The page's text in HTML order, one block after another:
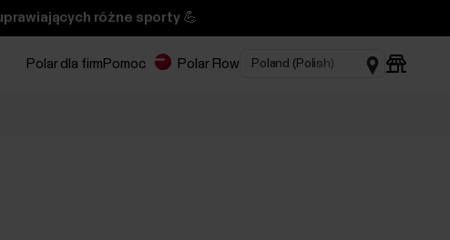
różne sporty 💪
Polar dla firm Pomoc Polar Flow